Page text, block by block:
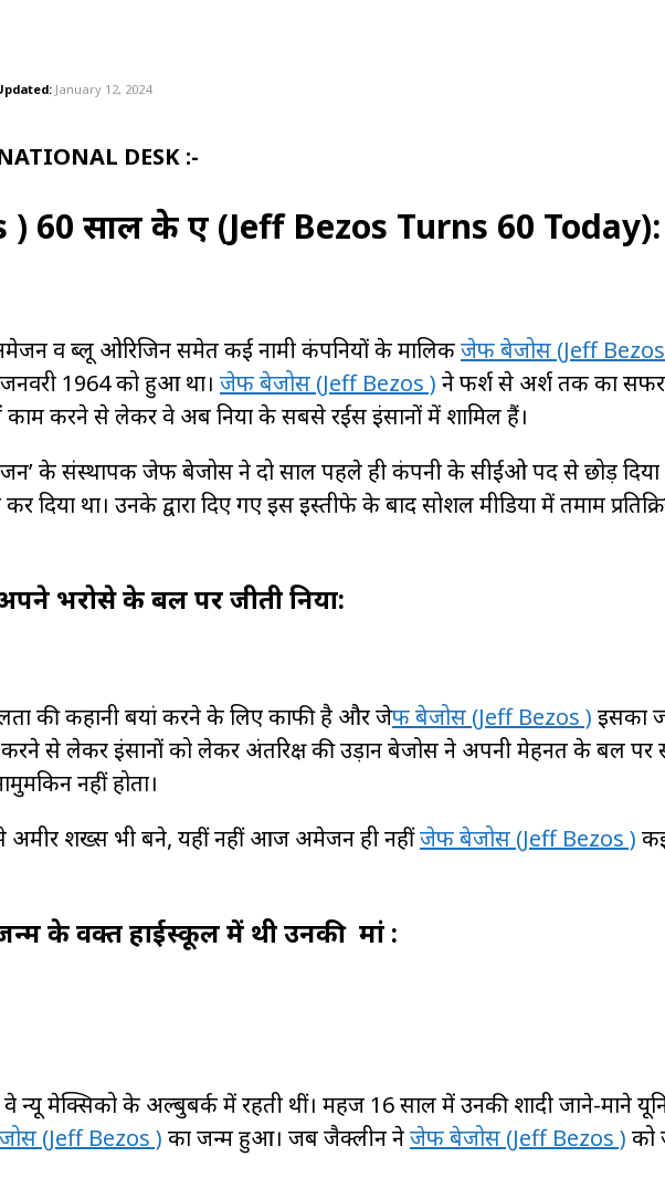
January 12, 2024
DESK :-
60 साल के हुए (Jeff Bezos Turns 60 Today):
व ब्लू ओरिजिन समेत कई नामी कंपनियों के मालिकजेफ बेजोस (Jeff
1964 को हुआ था। जेफ बेजोस (Jeff Bezos ) ने फर्श से अर्श तक का
करने से लेकर वे अब दुनिया के सबसे रईस इंसानों में शामिल हैं।
के संस्थापक जेफ बेजोस ने दो साल पहले ही कंपनी के सीईओ पद से छोड़
था। उनके द्वारा दिए गए इस इस्तीफे के बाद सोशल मीडिया में तमाम
भरोसे के बल पर जीती दुनिया:
की कहानी बयां करने के लिए काफी है और जेफ बेजोस (Jeff Bezos ) इसका
से लेकर इंसानों को लेकर अंतरिक्ष की उड़ान बेजोस ने अपनी मेहनत के बल पर
नहीं होता।
अमीर शख्स भी बने, यहीं नहीं आज अमेजन ही नहींजेफ बेजोस (Jeff Bezos )
के वक्त हाईस्कूल में थी उनकी मां :
न्यू मेक्सिको के अल्बुबर्क में रहती थीं। महज 16 साल में उनकी शादी जाने-माने
(Jeff Bezos ) का जन्म हुआ। जब जैक्लीन नेजेफ बेजोस (Jeff Bezos ) को